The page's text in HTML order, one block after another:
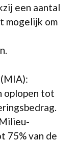
een aantal
mogelijk om
oplopen tot
75% van de